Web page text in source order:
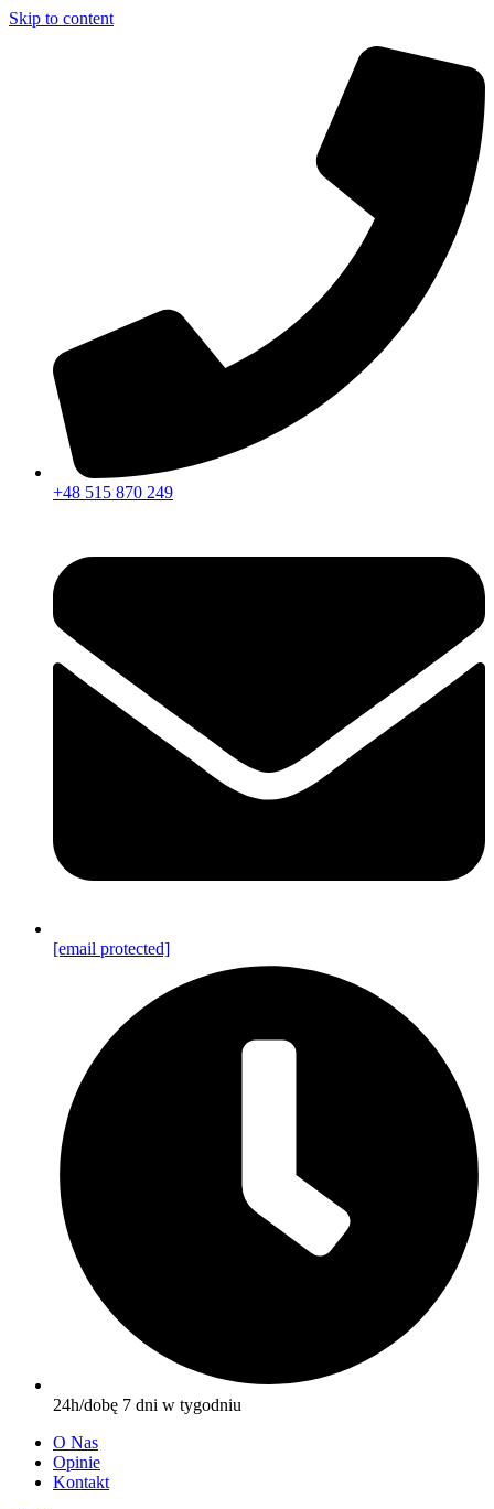
Skip to content
+48 515 870 249
[email protected]
24h/dobę 7 dni w tygodniu
O Nas
Opinie
Kontakt